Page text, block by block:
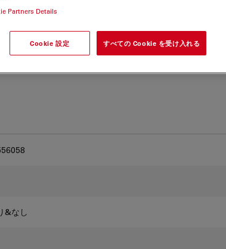
&なし
Partners Details
Cookie 設定 すべての Cookie を受け入れる